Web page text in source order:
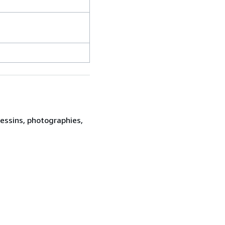
photographies,